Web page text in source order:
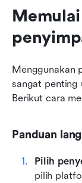
Menggunakan
sangat penting
Berikut cara
Panduan
Pilih
pilih